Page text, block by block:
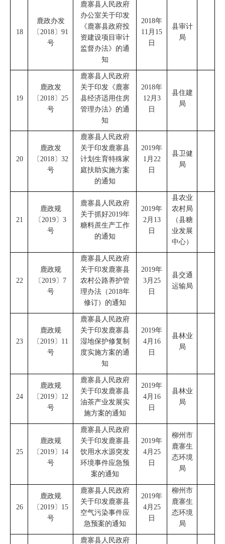
18
鹿政办发
〔 2018〕 91
号
鹿寨县人民政府
办公室关于印发
《鹿寨县政府投
资建设项目审计
监督办法》的通
知
2018年
11 月 15
日
县审计
局
19
鹿政发
〔 2018〕 25
号
鹿寨县人民政府
关于印发《鹿寨
县经济适用住房
管理办法》的通
知
2018年
12月 3
日
县住建
局
20
鹿政发
〔 2018〕 32
号
鹿寨县人民政府
关于印发鹿寨县
计划生育特殊家
庭扶助实施方案
的通知
2019年
1 月 22
日
县卫健
局
21
鹿政规
〔 2019 〕 3
号
鹿寨县人民政府
关于抓好2019年
糖料蔗生产工作
的通知
2019年
2月 13
日
县农业
农村局
（县糖
业发展
中心）
22
鹿政规
〔 2019 〕 7
号
鹿寨县人民政府
关于印发鹿寨县
农村公路养护管
理办法（2018年
修订）的通知
2019年
3月 25
日
县交通
运输局
23
鹿政规
〔 2019〕 11
号
鹿寨县人民政府
关于印发鹿寨县
湿地保护修复制
度实施方案的通
知
2019年
4月 16
日
县林业
局
24
鹿政规
〔 2019〕 12
号
鹿寨县人民政府
关于印发鹿寨县
油茶产业发展实
施方案的通知
2019年
4月 16
日
县林业
局
25
鹿政规
〔 2019〕 14
号
鹿寨县人民政府
关于印发鹿寨县
饮用水水源突发
环境事件应急预
案的通知
2019年
4月 25
日
柳州市
鹿寨生
态环境
局
26
鹿政规
〔 2019〕 15
号
鹿寨县人民政府
关于印发鹿寨县
空气污染事件应
急预案的通知
2019年
4月 25
日
柳州市
鹿寨生
态环境
局
鹿寨县人民政府